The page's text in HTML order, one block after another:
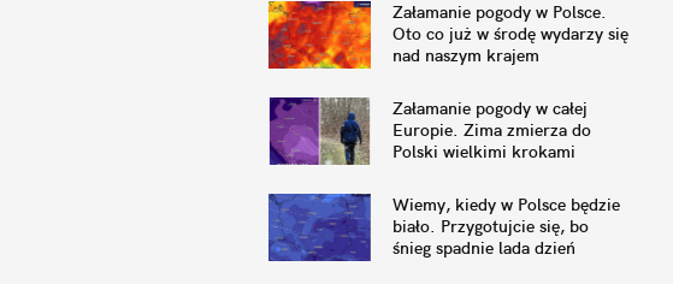
Załamanie pogody w Polsce.
Oto co już w środę wydarzy się
nad naszym krajem
Załamanie pogody w całej
Europie. Zima zmierza do
Polski wielkimi krokami
Wiemy, kiedy w Polsce będzie
biało. Przygotujcie się, bo
śnieg spadnie lada dzień